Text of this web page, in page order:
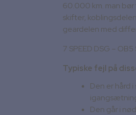
60.000 km. man bør
skifter,
geardelen med
7 SPEED DSG –
Typiske fejl på
Den er hård
Den går i